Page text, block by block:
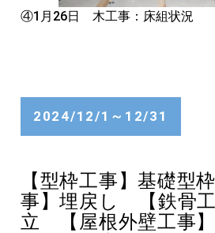
④1月26日 木工事：床組状況
2024/12/1～12/31
【型枠工事】基礎
事】埋戻し 【鉄骨
立 【屋根外壁工事